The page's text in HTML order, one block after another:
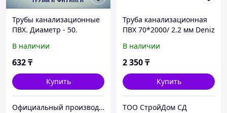
Трубы канализационные
ПВХ. Диаметр - 50.
(метровые)
В наличии
632₸
Купить
Официальный производитель и дистрибьютор пластиковых труб Deniz и оконного профиля Wuko
Труба канализационная
ПВХ 70*2000/ 2.2 мм Deniz
В наличии
2 350₸
Купить
TOO CтpoйДoм CД